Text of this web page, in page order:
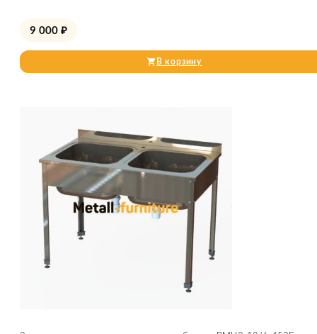
9 000 ₽
В корзину